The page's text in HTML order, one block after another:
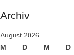
Archiv
August 2026
M
D M D